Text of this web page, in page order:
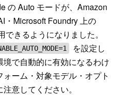
の Auto モードが、Amazon
・Microsoft Foundry 上の
きるようになりました。
を設定し
で自動的に有効になるわけ
ーム・対象モデル・オプト
意してください。